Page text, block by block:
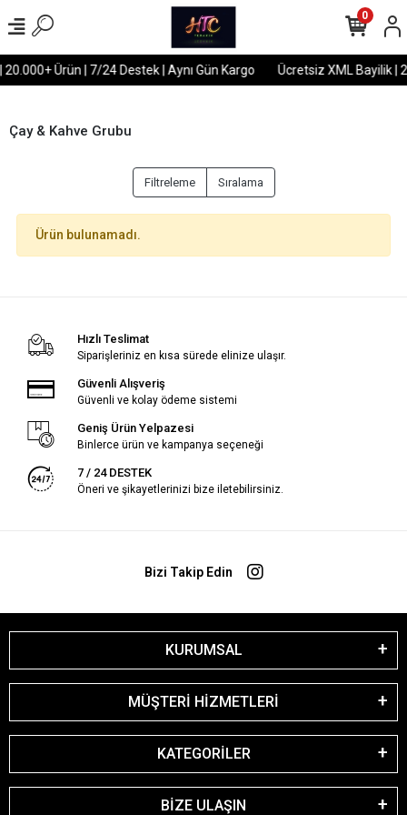
Ürün | 7/24 Destek | Aynı Gün Kargo Ücretsiz XML Bayilik |
0
Çay & Kahve Grubu
Filtreleme Sıralama
Ürün bulunamadı.
Hızlı Teslimat
Siparişleriniz en kısa sürede elinize ulaşır.
Güvenli Alışveriş
Güvenli ve kolay ödeme sistemi
Geniş Ürün Yelpazesi
Binlerce ürün ve kampanya seçeneği
7 / 24 DESTEK
Öneri ve şikayetlerinizi bize iletebilirsiniz.
Bizi Takip Edin
KURUMSAL
MÜŞTERİ HİZMETLERİ
KATEGORİLER
BİZE ULAŞIN